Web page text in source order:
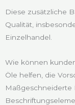
Diese zusätzliche
Qualität,
Einzelhandel.
Wie können
Öle helfen, die
Maßgeschneiderte